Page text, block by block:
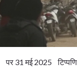
पर 31 मई 2025